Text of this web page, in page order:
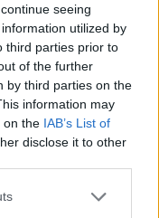
seeing
utilized by
third parties prior to
of the further
by third parties on the
information may
on the IAB’s List of
disclose it to other
or more Google